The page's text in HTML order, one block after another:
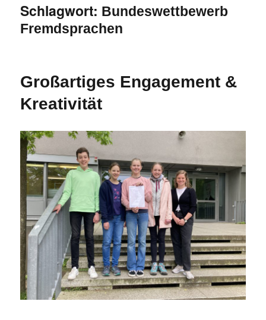
Schlagwort: Bundeswettbewerb
Fremdsprachen
Großartiges Engagement &
Kreativität